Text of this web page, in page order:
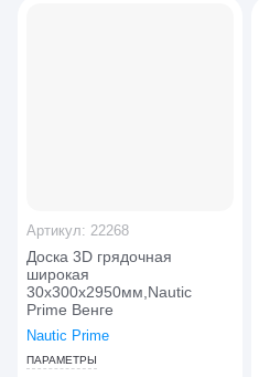
Доска 3D грядочная
широкая
30х300х2950мм,Nautic
Prime Венге
Nautic Prime
Артикул: 22268
ПАРАМЕТРЫ